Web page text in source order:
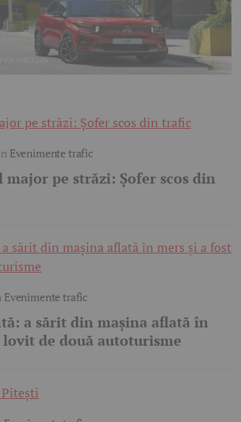
Evenimente trafic
major pe străzi: Șofer scos din
Evenimente trafic
a sărit din mașina aflată în
lovit de două autoturisme